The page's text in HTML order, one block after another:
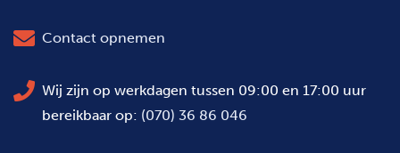
Contact opnemen
Wij zijn op werkdagen tussen 09:00 en 17:00 uur
bereikbaar op: (070) 36 86 046